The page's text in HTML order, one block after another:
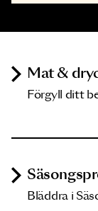
Mat &
Förgyll ditt
Bläddra i